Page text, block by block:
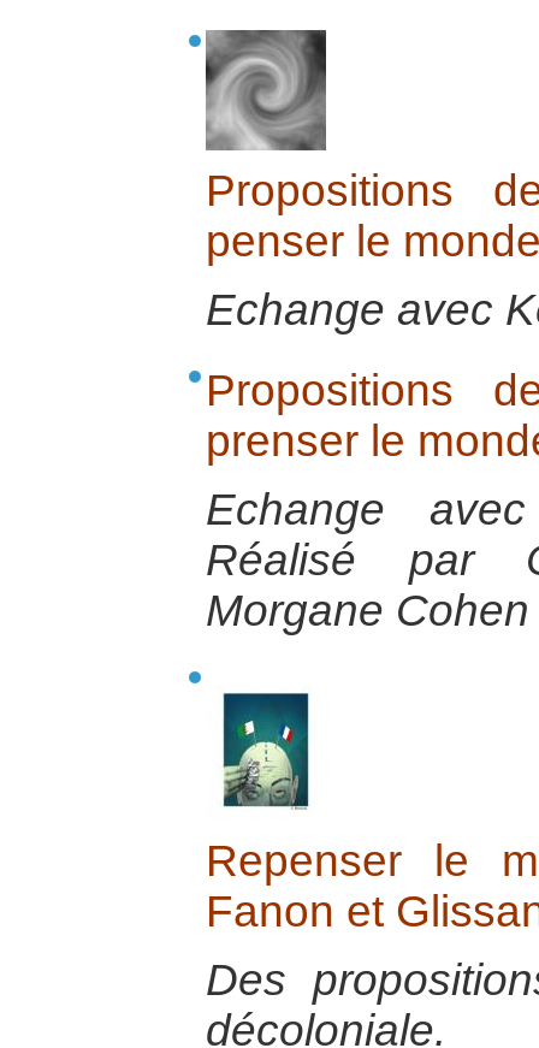
Propositions
penser le
Echange avec
Propositions
prenser le
Echange
Réalisé par
Morgane Cohen
Repenser le
Fanon et
Des
décoloniale.